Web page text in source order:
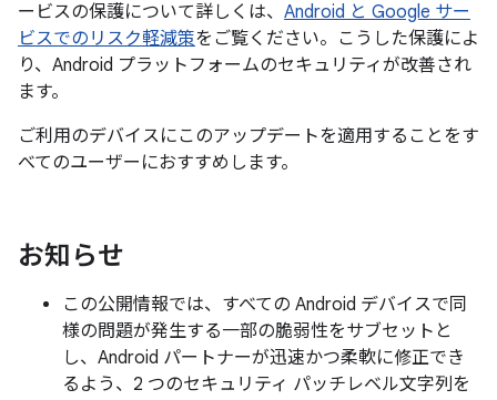
ービスの保護について詳しくは、 Android と Google サー
ビスでのリスク軽減策をご覧ください。こうした保護によ
り、Android プラットフォームのセキュリティが改善され
ます。
ご利用のデバイスにこのアップデートを適用することをす
べてのユーザーにおすすめします。
お知らせ
この公開情報では、すべての Android デバイスで同
様の問題が発生する一部の脆弱性をサブセットと
し、Android パートナーが迅速かつ柔軟に修正でき
るよう、2 つのセキュリティ パッチレベル文字列を